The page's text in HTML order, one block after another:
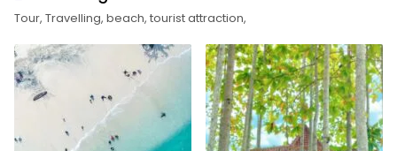
Tour, Travelling, beach, tourist attraction,